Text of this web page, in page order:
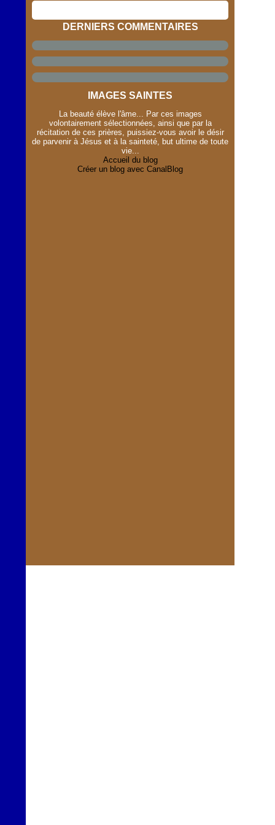
DERNIERS COMMENTAIRES
IMAGES SAINTES
La beauté élève l'âme... Par ces images
volontairement sélectionnées, ainsi que par la
récitation de ces prières, puissiez-vous avoir le désir
de parvenir à Jésus et à la sainteté, but ultime de toute
vie...
Accueil du blog
Créer un blog avec CanalBlog